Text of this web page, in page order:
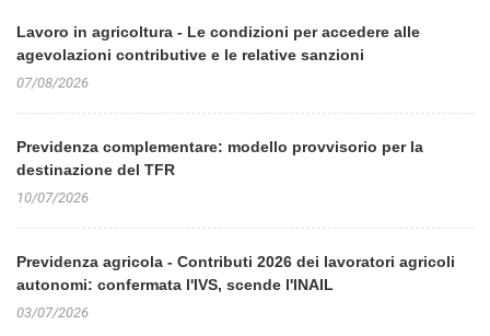
Lavoro in agricoltura - Le condizioni per accedere alle
agevolazioni contributive e le relative sanzioni
07/08/2026
Previdenza complementare: modello provvisorio per la
destinazione del TFR
10/07/2026
Previdenza agricola - Contributi 2026 dei lavoratori agricoli
autonomi: confermata l'IVS, scende l'INAIL
03/07/2026